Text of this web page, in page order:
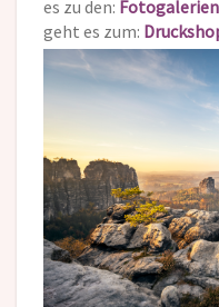
es zu den:
geht es zum: